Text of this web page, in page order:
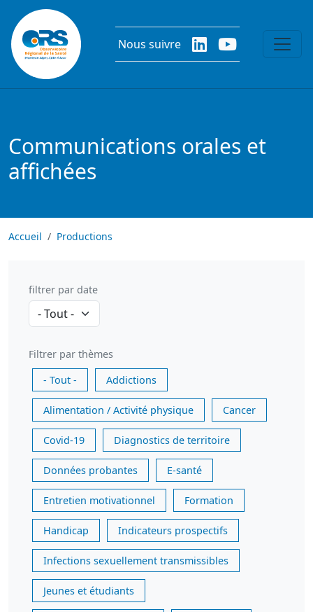
Aller au contenu principal
Nous suivre
Communications orales et
affichées
Accueil Productions
filtrer par date
Filtrer par thèmes
- Tout -
Addictions
Alimentation / Activité physique Cancer
Covid-19 Diagnostics de territoire
Données probantes E-santé
Entretien motivationnel Formation
Handicap Indicateurs prospectifs
Infections sexuellement transmissibles
Jeunes et étudiants